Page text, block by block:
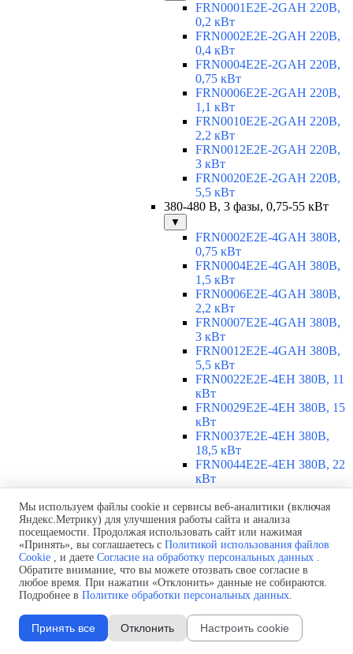
FRN0001E2E-2GAH 220В,
0,2 кВт
FRN0002E2E-2GAH 220В,
0,4 кВт
FRN0004E2E-2GAH 220В,
0,75 кВт
FRN0006E2E-2GAH 220В,
1,1 кВт
FRN0010E2E-2GAH 220В,
2,2 кВт
FRN0012E2E-2GAH 220В,
3 кВт
FRN0020E2E-2GAH 220В,
5,5 кВт
380-480 В, 3 фазы, 0,75-55 кВт
▼
FRN0002E2E-4GAH 380В,
0,75 кВт
FRN0004E2E-4GAH 380В,
1,5 кВт
FRN0006E2E-4GAH 380В,
2,2 кВт
FRN0007E2E-4GAH 380В,
3 кВт
FRN0012E2E-4GAH 380В,
5,5 кВт
FRN0022E2E-4EH 380В, 11
кВт
FRN0029E2E-4EH 380В, 15
кВт
FRN0037E2E-4EH 380В,
18,5 кВт
FRN0044E2E-4EH 380В, 22
кВт
кВт
FRN0072E2E-4EH 380В, 37
кВт
FRN0085E2E-4EH 380В, 45
кВт
FRN0105E2E-4EH 380В, 55
кВт
FRN0139E2E-4EH 380В, 75
Мы используем файлы cookie и сервисы веб-аналитики (включая
Яндекс.Метрику) для улучшения работы сайта и анализа
посещаемости. Продолжая использовать сайт или нажимая
«Принять», вы соглашаетесь с Политикой использования файлов
Cookie , и даете Согласие на обработку персональных данных .
Обратите внимание, что вы можете отозвать свое согласие в
любое время. При нажатии «Отклонить» данные не собираются.
Подробнее в Политике обработки персональных данных.
Принять все Отклонить Настроить cookie